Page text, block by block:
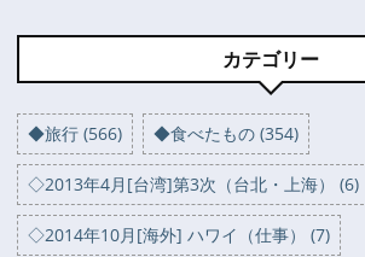
カテゴリー
◆旅行 (566) ◆食べたもの (354)
◇2013年4月[台湾]第3次（台北・上海） (6)
◇2014年10月[海外] ハワイ（仕事） (7)